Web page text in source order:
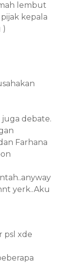
lembut
kepala
)
debate.
Farhana
yerk..Aku
psl xde